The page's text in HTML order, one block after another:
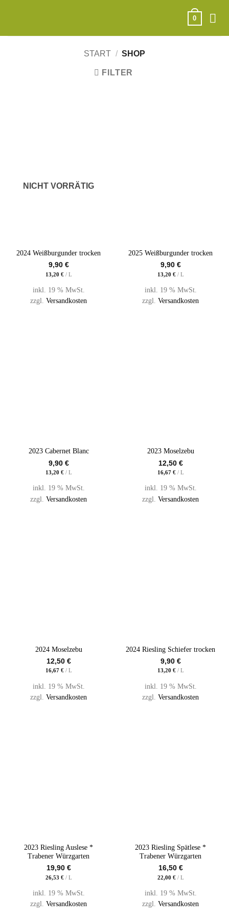
0
START / SHOP
FILTER
NICHT VORRÄTIG
2024 Weißburgunder trocken
9,90 €
13,20 €/ L
inkl. 19 % MwSt.
zzgl. Versandkosten
2025 Weißburgunder trocken
9,90 €
13,20 €/ L
inkl. 19 % MwSt.
zzgl. Versandkosten
2023 Cabernet Blanc
9,90 €
13,20 €/ L
inkl. 19 % MwSt.
zzgl. Versandkosten
2023 Moselzebu
12,50 €
16,67 €/ L
inkl. 19 % MwSt.
zzgl. Versandkosten
2024 Moselzebu
12,50 €
16,67 €/ L
inkl. 19 % MwSt.
zzgl. Versandkosten
2024 Riesling Schiefer trocken
9,90 €
13,20 €/ L
inkl. 19 % MwSt.
zzgl. Versandkosten
2023 Riesling Auslese *
Trabener Würzgarten
19,90 €
26,53 €/ L
inkl. 19 % MwSt.
zzgl. Versandkosten
2023 Riesling Spätlese *
Trabener Würzgarten
16,50 €
22,00 €/ L
inkl. 19 % MwSt.
zzgl. Versandkosten